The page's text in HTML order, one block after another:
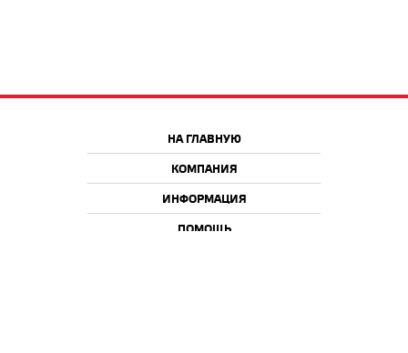
НА ГЛАВНУЮ
КОМПАНИЯ
ИНФОРМАЦИЯ
ПОМОЩЬ